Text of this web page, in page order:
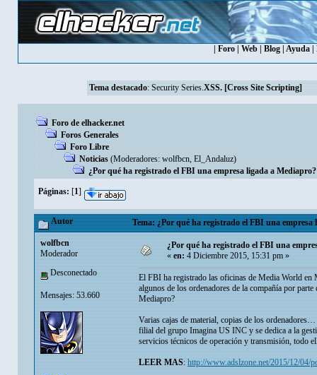
Foro| Web| Blog| Ayuda|
Tema destacado: Security Series.XSS. [Cross Site Scripting]
Foro de elhacker.net
Foros Generales
Foro Libre
Noticias (Moderadores: wolfbcn, El_Andaluz)
¿Por qué ha registrado el FBI una empresa ligada a Mediapro?
Páginas: [1]
Autor Tema: ¿Por qué ha registrado el FBI una
wolfbcn
Moderador
Desconectado
Mensajes: 53.660
¿Por qué ha registrado el FBI una
«en:4 Diciembre 2015, 15:31 pm »
El FBI ha registrado las oficinas de Media World en
algunos de los ordenadores de la compañía por
Mediapro?
Varias cajas de material, copias de los
filial del grupo Imagina US INC y se dedica a la
servicios técnicos de operación y transmisión, todo
LEER MAS:http://www.adslzone.net/2015/12/04/